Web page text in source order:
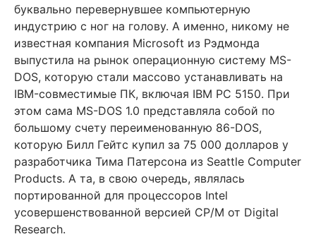
буквально перевернувшее компьютерную
индустрию с ног на голову. А именно, никому не
известная компания Microsoft из Рэдмонда
выпустила на рынок операционную систему MS-
DOS, которую стали массово устанавливать на
IBM-совместимые ПК, включая IBM PC 5150. При
этом сама MS-DOS 1.0 представляла собой по
большому счету переименованную 86-DOS,
которую Билл Гейтс купил за 75 000 долларов у
разработчика Тима Патерсона из Seattle Computer
Products. А та, в свою очередь, являлась
портированной для процессоров Intel
усовершенствованной версией CP/M от Digital
Research.